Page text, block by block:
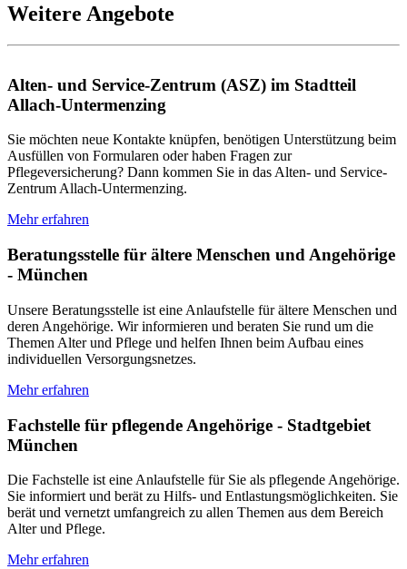
Weitere Angebote
Alten- und Service-Zentrum (ASZ) im Stadtteil
Allach-Untermenzing
Sie möchten neue Kontakte knüpfen, benötigen Unterstützung beim
Ausfüllen von Formularen oder haben Fragen zur
Pflegeversicherung? Dann kommen Sie in das Alten- und Service-
Zentrum Allach-Untermenzing.
Mehr erfahren
Beratungsstelle für ältere Menschen und Angehörige
- München
Unsere Beratungsstelle ist eine Anlaufstelle für ältere Menschen und
deren Angehörige. Wir informieren und beraten Sie rund um die
Themen Alter und Pflege und helfen Ihnen beim Aufbau eines
individuellen Versorgungsnetzes.
Mehr erfahren
Fachstelle für pflegende Angehörige - Stadtgebiet
München
Die Fachstelle ist eine Anlaufstelle für Sie als pflegende Angehörige.
Sie informiert und berät zu Hilfs- und Entlastungsmöglichkeiten. Sie
berät und vernetzt umfangreich zu allen Themen aus dem Bereich
Alter und Pflege.
Mehr erfahren